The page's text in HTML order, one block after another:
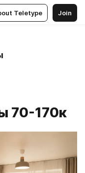
Teletype Join
70-170к